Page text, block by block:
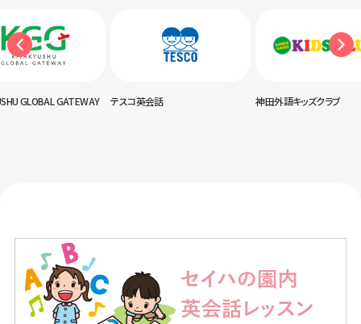
GLOBAL GATEWAY テスコ英会話 神田外語キッズクラブ